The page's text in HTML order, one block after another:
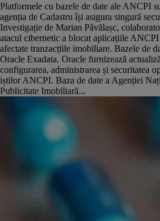
Platformele cu bazele de date ale ANCPI
agenția de Cadastru își asigura singură
Investigație de Marian Păvălașc,
atacul cibernetic a blocat aplicațiile
afectate tranzacțiile imobiliare. Bazele de
Oracle Exadata. Oracle furnizează
configurarea, administrarea și securitatea
iștilor ANCPI. Baza de date a Agenției
Publicitate Imobiliară...